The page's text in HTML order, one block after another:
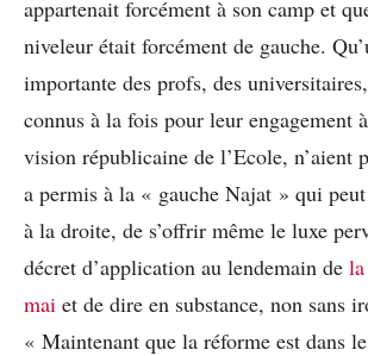
appartenait forcément à son camp et
niveleur était forcément de gauche.
importante des profs, des
connus à la fois pour leur engagement
vision républicaine de l’Ecole, n’aient
a permis à la « gauche Najat » qui
à la droite, de s’offrir même le luxe
décret d’application au lendemain de
mai et de dire en substance, non sans
« Maintenant que la réforme est dans